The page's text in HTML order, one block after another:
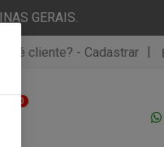
GERAIS.
é cliente? - Cadastrar |
0